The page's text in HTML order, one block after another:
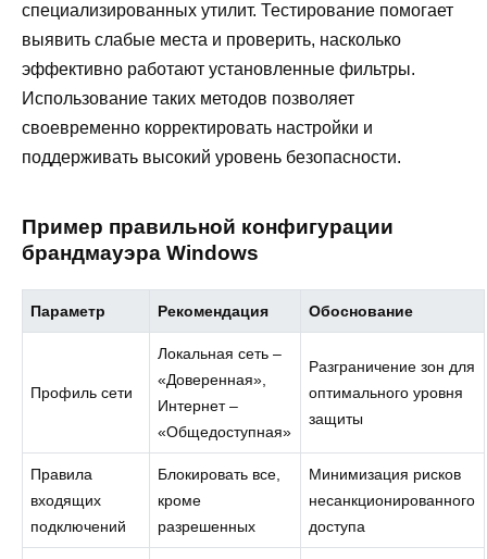
специализированных утилит. Тестирование помогает
выявить слабые места и проверить, насколько
эффективно работают установленные фильтры.
Использование таких методов позволяет
своевременно корректировать настройки и
поддерживать высокий уровень безопасности.
Пример правильной конфигурации
брандмауэра Windows
Параметр Рекомендация Обоснование
Профиль сети
Локальная сеть –
«Доверенная»,
Интернет –
«Общедоступная»
Разграничение зон для
оптимального уровня
защиты
Правила
входящих
подключений
Блокировать все,
кроме
разрешенных
Минимизация рисков
несанкционированного
доступа